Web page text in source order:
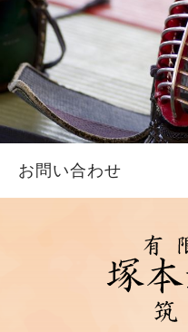
お問い合わせ